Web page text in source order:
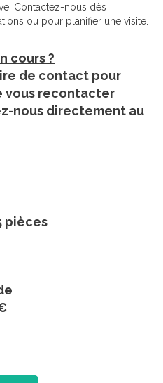
Contactez-nous dès
ou pour planifier une visite.
cours ?
de contact pour
vous recontacter
nous directement au
pièces